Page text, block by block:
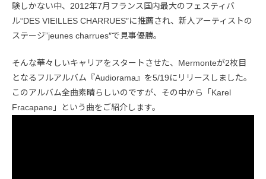
験しかない中、2012年7月フランス国内最大のフェスティバ
ル“DES VIEILLES CHARRUES″に推薦され、新人アーティストの
ステージ”jeunes charrues″で見事優勝。
そんな華々しいキャリアをスタートさせた、Mermonteが2枚目
となるフルアルバム『Audiorama』を5/19にリリースしました。
このアルバム全曲素晴らしいのですが、その中から「Karel
Fracapane」という曲をご紹介します。